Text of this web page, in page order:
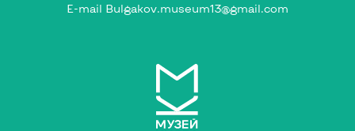
E-mail Bulgakov.museum13@gmail.com